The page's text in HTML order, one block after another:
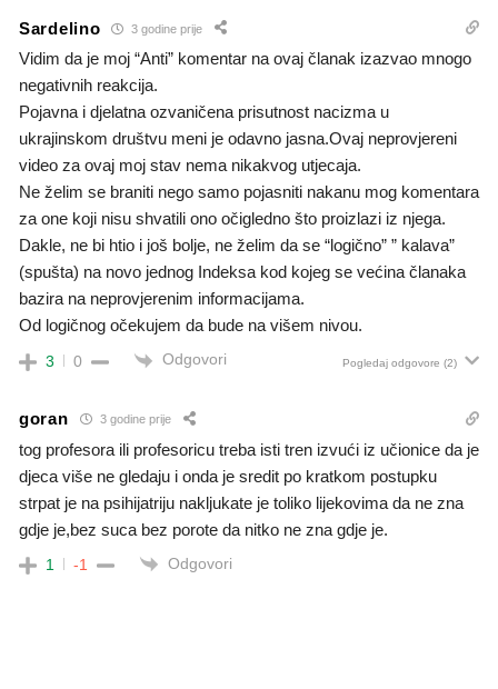
Sardelino 3 godine prije
Vidim da je moj “Anti” komentar na ovaj članak izazvao mnogo
negativnih reakcija.
Pojavna i djelatna ozvaničena prisutnost nacizma u
ukrajinskom društvu meni je odavno jasna.Ovaj neprovjereni
video za ovaj moj stav nema nikakvog utjecaja.
Ne želim se braniti nego samo pojasniti nakanu mog komentara
za one koji nisu shvatili ono očigledno što proizlazi iz njega.
Dakle, ne bi htio i još bolje, ne želim da se “logično” ” kalava”
(spušta) na novo jednog Indeksa kod kojeg se većina članaka
bazira na neprovjerenim informacijama.
Od logičnog očekujem da bude na višem nivou.
3 0 Odgovori Pogledaj odgovore (2)
goran 3 godine prije
tog profesora ili profesoricu treba isti tren izvući iz učionice da je
djeca više ne gledaju i onda je sredit po kratkom postupku
strpat je na psihijatriju nakljukate je toliko lijekovima da ne zna
gdje je,bez suca bez porote da nitko ne zna gdje je.
1 -1 Odgovori